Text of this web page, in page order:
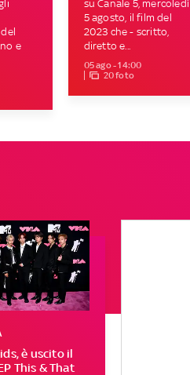
e
su Canale 5, mercoledì
5 agosto, il film del
2023 che - scritto,
diretto e...
05 ago - 14:00
20 foto
è uscito il
This & That